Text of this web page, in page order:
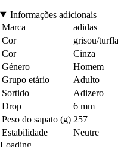
Informações adicionais
Marca
adidas
Cor
grisou/
Cor
Cinza
Género
Homem
Grupo etário
Adulto
Sortido
Adizero
Drop
6 mm
Peso do sapato (g) 257
Estabilidade
Neutre
Loading...